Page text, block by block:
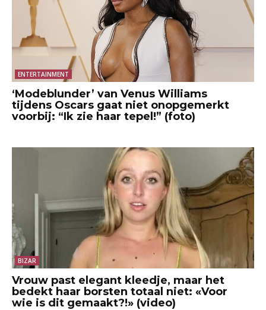
ENTERTAINMENT
‘Modeblunder’ van Venus Williams
tijdens Oscars gaat niet onopgemerkt
voorbij: “Ik zie haar tepel!” (foto)
BIZAR
Vrouw past elegant kleedje, maar het
bedekt haar borsten totaal niet: «Voor
wie is dit gemaakt?!» (video)